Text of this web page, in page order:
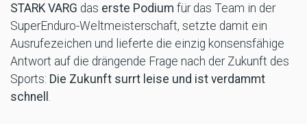
STARK VARG das erste Podium für das Team in der
SuperEnduro-Weltmeisterschaft, setzte damit ein
Ausrufezeichen und lieferte die einzig konsensfähige
Antwort auf die drängende Frage nach der Zukunft des
Sports: Die Zukunft surrt leise und ist verdammt
schnell